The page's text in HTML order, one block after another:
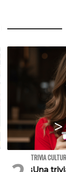
TRIVIA
¡Una